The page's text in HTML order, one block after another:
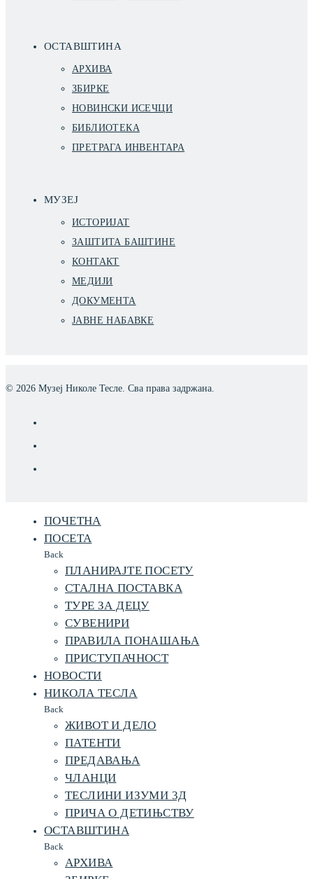
ОСТАВШТИНА
АРХИВА
ЗБИРКЕ
НОВИНСКИ ИСЕЧЦИ
БИБЛИОТЕКА
ПРЕТРАГА ИНВЕНТАРА
МУЗЕЈ
ИСТОРИЈАТ
ЗАШТИТА БАШТИНЕ
КОНТАКТ
МЕДИЈИ
ДОКУМЕНТА
ЈАВНЕ НАБАВКЕ
© 2026 Музеј Николе Тесле. Сва права задржана.
ПОЧЕТНА
ПОСЕТА
Back
ПЛАНИРАЈТЕ ПОСЕТУ
СТАЛНА ПОСТАВКА
ТУРЕ ЗА ДЕЦУ
СУВЕНИРИ
ПРАВИЛА ПОНАШАЊА
ПРИСТУПАЧНОСТ
НОВОСТИ
НИКОЛА ТЕСЛА
Back
ЖИВОТ И ДЕЛО
ПАТЕНТИ
ПРЕДАВАЊА
ЧЛАНЦИ
ТЕСЛИНИ ИЗУМИ 3Д
ПРИЧА О ДЕТИЊСТВУ
ОСТАВШТИНА
Back
АРХИВА